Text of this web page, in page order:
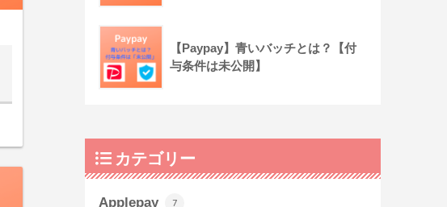
【Paypay】青いバッチとは？【付
与条件は未公開】
カテゴリー
Applepay 7